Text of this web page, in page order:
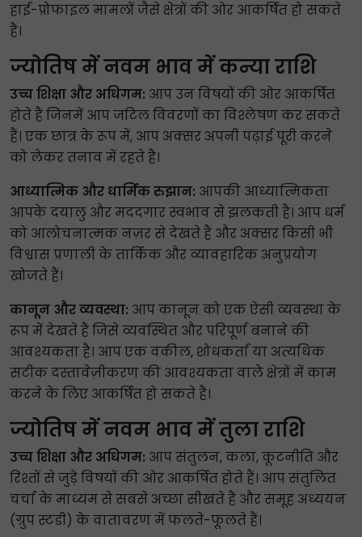
हाई-प्रोफाइल मामलों जैसे क्षेत्रों की ओर आकर्षित हो सकते
हैं।
ज्योतिष में नवम भाव में कन्या राशि
उच्च शिक्षा और अधिगम: आप उन विषयों की ओर आकर्षित
होते हैं जिनमें आप जटिल विवरणों का विश्लेषण कर सकते
हैं। एक छात्र के रूप में, आप अक्सर अपनी पढ़ाई पूरी करने
को लेकर तनाव में रहते हैं।
आध्यात्मिक और धार्मिक रुझान: आपकी आध्यात्मिकता
आपके दयालु और मददगार स्वभाव से झलकती है। आप धर्म
को आलोचनात्मक नज़र से देखते हैं और अक्सर किसी भी
विश्वास प्रणाली के तार्किक और व्यावहारिक अनुप्रयोग
खोजते हैं।
कानून और व्यवस्था: आप कानून को एक ऐसी व्यवस्था के
रूप में देखते हैं जिसे व्यवस्थित और परिपूर्ण बनाने की
आवश्यकता है। आप एक वकील, शोधकर्ता या अत्यधिक
सटीक दस्तावेज़ीकरण की आवश्यकता वाले क्षेत्रों में काम
करने के लिए आकर्षित हो सकते हैं।
ज्योतिष में नवम भाव में तुला राशि
उच्च शिक्षा और अधिगम: आप संतुलन, कला, कूटनीति और
रिश्तों से जुड़े विषयों की ओर आकर्षित होते हैं। आप संतुलित
चर्चा के माध्यम से सबसे अच्छा सीखते हैं और समूह अध्ययन
(ग्रुप स्टडी) के वातावरण में फलते-फूलते हैं।